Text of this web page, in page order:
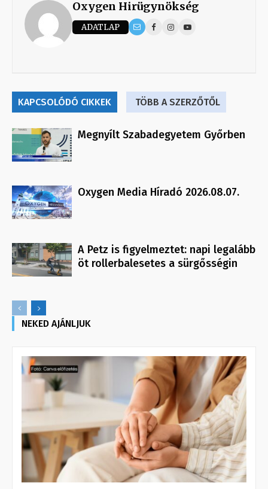
Oxygen Hirügynökség
ADATLAP
KAPCSOLÓDÓ CIKKEK TÖBB A SZERZŐTŐL
Megnyílt Szabadegyetem Győrben
Oxygen Media Híradó 2026.08.07.
A Petz is figyelmeztet: napi legalább
öt rollerbalesetes a sürgősségin
NEKED AJÁNLJUK